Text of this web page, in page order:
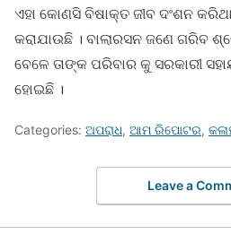
ଏହା କୋଣସି ବିଷାକ୍ତ ଜୀବ ଦଂଶନ
କରାଯାଉଛି । ବାଲାରସନ ଜଣେ ଗରିବ
ବେଳେ ତାଙ୍କ ପରିବାର କୁ ସରକାରୀ
ହୋଇଛି ।
Categories: ଅପରାଧ, ଆମ ରିପୋଟର,
Leave a